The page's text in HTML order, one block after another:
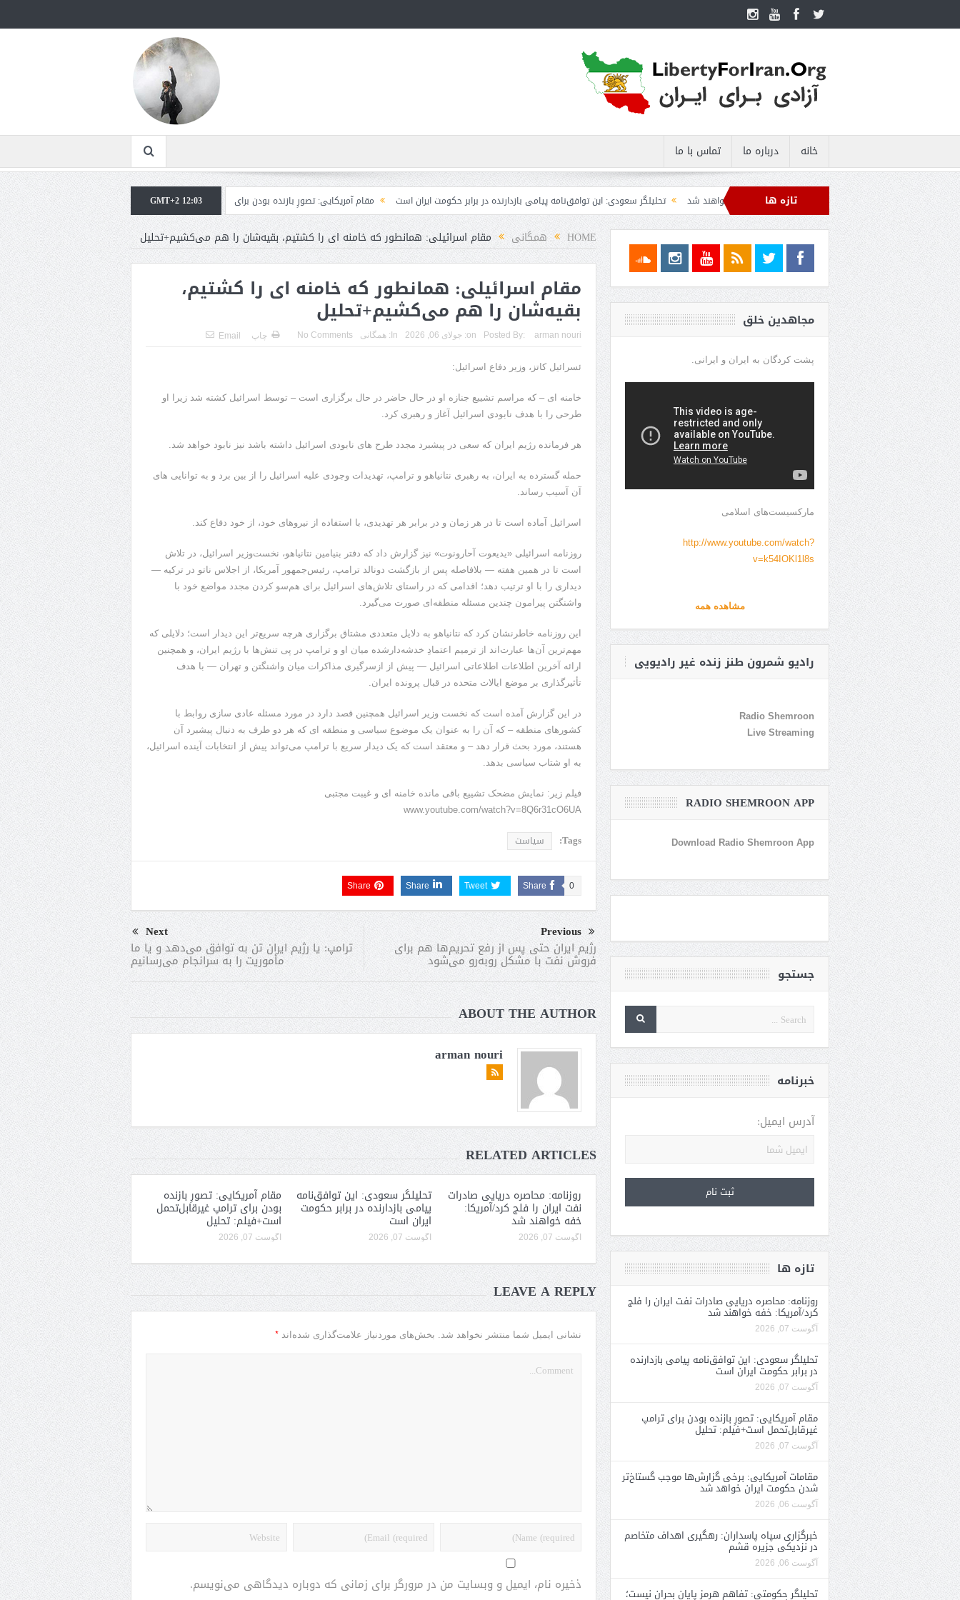
خانه درباره ما تماس با ما
تازه ها
دریایی صادرات نفت ایران را فلج کرد/آمریکا: خفه خواهند شد تحلیلگر سعودی: این توافق‌نامه پیامی بازدارنده در برابر حکومت ایران است مقام آمریکایی: تصورِ بازنده بودن برای ترامپ غیرقابل‌تحمل است+فیلم: تحلیل
مقامات آمریکایی: برخی
عبدال السید اسرائیل‌ستیز، خبر خوبی برای جمهوری‌خواهان است
GMT+2 12:03
HOME همگانی مقام اسرائیلی: همانطور که خامنه ای را کشتیم، بقیه‌شان را هم می‌کشیم+تحلیل
مقام اسرائیلی: همانطور که خامنه ای را کشتیم،
بقیه‌شان را هم می‌کشیم+تحلیل
Posted By: arman nouri
on: جولای 06, 2026 In: همگانی No Comments چاپ Email
ئسرائیل کاتز، وزیر دفاع اسرائیل:
خامنه ای – که مراسم تشییع جنازه او در حال حاضر در حال برگزاری است – توسط اسرائیل کشته شد زیرا او
طرحی را با هدف نابودی اسرائیل آغاز و رهبری کرد.
هر فرمانده رژیم ایران که سعی در پیشبرد مجدد طرح های نابودی اسرائیل داشته باشد نیز نابود خواهد شد.
حمله گسترده به ایران، به رهبری نتانیاهو و ترامپ، تهدیدات وجودی علیه اسرائیل را از بین برد و به توانایی های
آن آسیب رساند.
اسرائیل آماده است تا در هر زمان و در برابر هر تهدیدی، با استفاده از نیروهای خود، از خود دفاع کند.
روزنامه اسرائیلی «یدیعوت آحارونوت» نیز گزارش داد که دفتر بنیامین نتانیاهو، نخست‌وزیر اسرائیل، در تلاش
است تا در همین هفته — بلافاصله پس از بازگشت دونالد ترامپ، رئیس‌جمهور آمریکا، از اجلاس ناتو در ترکیه —
دیداری را با او ترتیب دهد؛ اقدامی که در راستای تلاش‌های اسرائیل برای هم‌سو کردن مجدد مواضع خود با
واشنگتن پیرامون چندین مسئله منطقه‌ای صورت می‌گیرد.
این روزنامه خاطرنشان کرد که نتانیاهو به دلایل متعددی مشتاق برگزاری هرچه سریع‌تر این دیدار است؛ دلایلی که
مهم‌ترین آن‌ها عبارت‌اند از ترمیم اعتمادِ خدشه‌دارشده میان او و ترامپ در پی تنش‌ها با رژیم ایران، و همچنین
ارائه آخرین اطلاعات اطلاعاتی اسرائیل — پیش از ازسرگیری مذاکرات میان واشنگتن و تهران — با هدف
تأثیرگذاری بر موضع ایالات متحده در قبال پرونده ایران.
در این گزارش آمده است که نخست وزیر اسرائیل همچنین قصد دارد در مورد مسئله عادی سازی روابط با
کشورهای منطقه – که آن را به عنوان یک موضوع سیاسی و منطقه ای که هر دو طرف به دنبال پیشبرد آن
هستند، مورد بحث قرار دهد – و معتقد است که یک دیدار سریع با ترامپ می‌تواند پیش از انتخابات آینده اسرائیل،
به او شتاب سیاسی بدهد.
فیلم زیر: نمایش مضحک تشییع باقی مانده خامنه ای و غیبت مجتبی
www.youtube.com/watch?v=8Q6r31cO6UA
Tags: سیاست
Share 0
Tweet
Share
Share
Previous
رژیم ایران حتی پس از رفع تحریم‌ها هم برای
فروش نفت با مشکل روبه‌رو می‌شود
Next
ترامپ: یا رژیم ایران تن به توافق می‌دهد و یا ما
مأموریت را به سرانجام می‌رسانیم
ABOUT THE AUTHOR
arman nouri
RELATED ARTICLES
روزنامه: محاصره دریایی صادرات
نفت ایران را فلج کرد/آمریکا:
خفه خواهند شد
آگوست 07, 2026
تحلیلگر سعودی: این توافق‌نامه
پیامی بازدارنده در برابر حکومت
ایران است
آگوست 07, 2026
مقام آمریکایی: تصورِ بازنده
بودن برای ترامپ غیرقابل‌تحمل
است+فیلم: تحلیل
آگوست 07, 2026
LEAVE A REPLY
نشانی ایمیل شما منتشر نخواهد شد. بخش‌های موردنیاز علامت‌گذاری شده‌اند *
ذخیره نام، ایمیل و وبسایت من در مرورگر برای زمانی که دوباره دیدگاهی می‌نویسم.
مجاهدین خلق
پشت کردگان به ایران و ایرانی.
مارکسیست‌های اسلامی
http://www.youtube.com/watch?
v=k54IOKl1l8s
مشاهده همه
رادیو شمرون طنز زنده غیر رادیویی
Radio Shemroon
Live Streaming
RADIO SHEMROON APP
Download Radio Shemroon App
جستجو
خبرنامه
آدرس ایمیل:
تازه ها
روزنامه: محاصره دریایی صادرات نفت ایران را فلج
کرد/آمریکا: خفه خواهند شد
آگوست 07, 2026
تحلیلگر سعودی: این توافق‌نامه پیامی بازدارنده
در برابر حکومت ایران است
آگوست 07, 2026
مقام آمریکایی: تصورِ بازنده بودن برای ترامپ
غیرقابل‌تحمل است+فیلم: تحلیل
آگوست 07, 2026
مقامات آمریکایی: برخی گزارش‌ها موجب گستاخ‌تر
شدن حکومت ایران خواهد شد
آگوست 06, 2026
خبرگزاری سپاه پاسداران: رهگیری اهداف متخاصم
در نزدیکی جزیره قشم
آگوست 06, 2026
تحلیلگر حکومتی: تفاهم هرمز پایان بحران نیست؛